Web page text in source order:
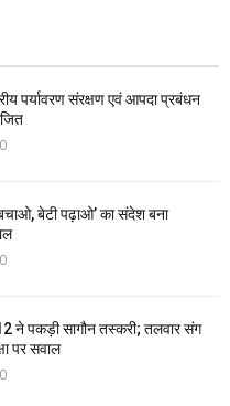
पर्यावरण संरक्षण एवं आपदा प्रबंधन
0
बेटी पढ़ाओ’ का संदेश बना
0
ने पकड़ी सागौन तस्करी; तलवार संग
पर सवाल
0